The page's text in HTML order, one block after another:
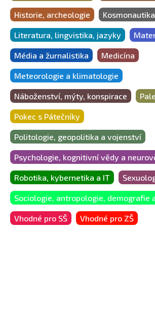
Historie, archeologie Kosmonautika
Literatura, lingvistika, jazyky
Média a žurnalistika Medicína
Meteorologie a klimatologie
Náboženství, mýty, konspirace
Pokec s Pátečníky
Politologie, geopolitika a vojenství
Psychologie, kognitivní vědy a
Robotika, kybernetika a IT
Sociologie, antropologie, demografie
Vhodné pro SŠ Vhodné pro ZŠ